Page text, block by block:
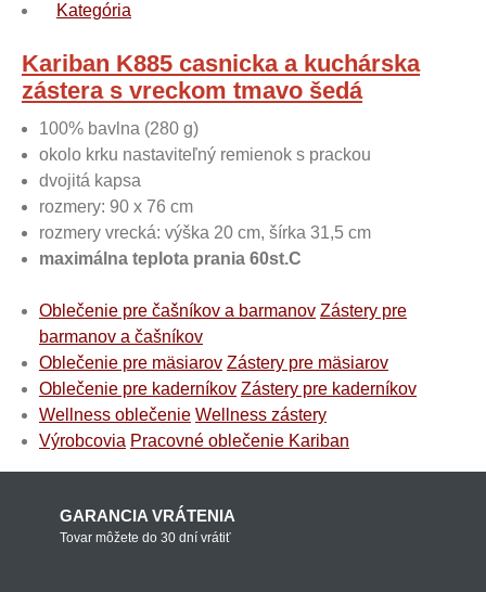
Kategória
Kariban K885 casnicka a kuchárska
zástera s vreckom tmavo šedá
100% bavlna (280 g)
okolo krku nastaviteľný remienok s prackou
dvojitá kapsa
rozmery: 90 x 76 cm
rozmery vrecká: výška 20 cm, šírka 31,5 cm
maximálna teplota prania 60st.C
Oblečenie pre čašníkov a barmanov Zástery pre
barmanov a čašníkov
Oblečenie pre mäsiarov Zástery pre mäsiarov
Oblečenie pre kaderníkov Zástery pre kaderníkov
Wellness oblečenie Wellness zástery
Výrobcovia Pracovné oblečenie Kariban
GARANCIA VRÁTENIA
Tovar môžete do 30 dní vrátiť